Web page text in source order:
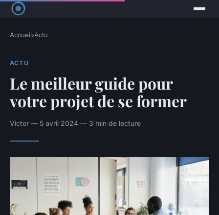
Accueil›Actu
ACTU
Le meilleur guide pour
votre projet de se former
Victor — 5 avril 2024 — 3 min de lecture